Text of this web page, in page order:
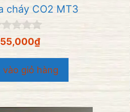
cháy CO2 MT3
₫
vào giỏ hàng